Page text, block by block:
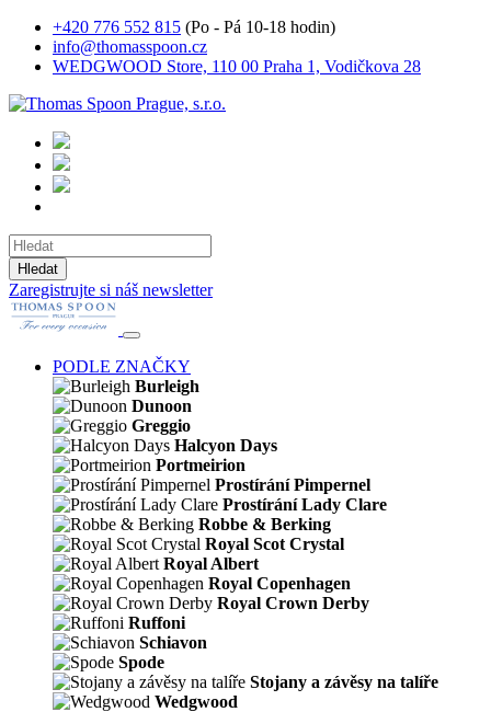
+420 776 552 815 (Po - Pá 10-18 hodin)
info@thomasspoon.cz
WEDGWOOD Store, 110 00 Praha 1, Vodičkova 28
Hledat
Zaregistrujte si náš newsletter
PODLE ZNAČKY
Burleigh
Dunoon
Greggio
Halcyon Days
Portmeirion
Prostírání Pimpernel
Prostírání Lady Clare
Robbe & Berking
Royal Scot Crystal
Royal Albert
Royal Copenhagen
Royal Crown Derby
Ruffoni
Schiavon
Spode
Stojany a závěsy na talíře
Wedgwood